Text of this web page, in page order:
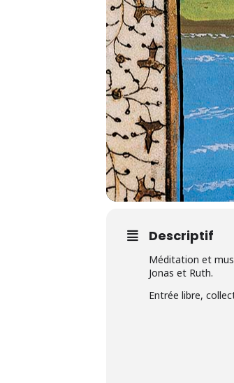
Descriptif
Méditation et
Jonas et Ruth.
Entrée libre,